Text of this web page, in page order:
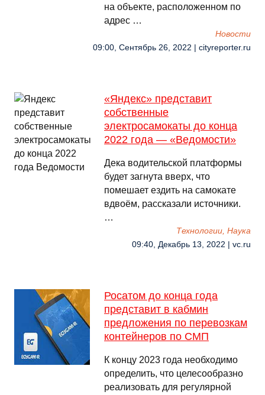
на объекте, расположенном по
адрес …
Новости
09:00, Сентябрь 26, 2022 | cityreporter.ru
«Яндекс» представит
собственные
электросамокаты до конца
2022 года — «Ведомости»
Дека водительской платформы
будет загнута вверх, что
помешает ездить на самокате
вдвоём, рассказали источники.
…
Технологии, Наука
09:40, Декабрь 13, 2022 | vc.ru
Росатом до конца года
представит в кабмин
предложения по перевозкам
контейнеров по СМП
К концу 2023 года необходимо
определить, что целесообразно
реализовать для регулярной